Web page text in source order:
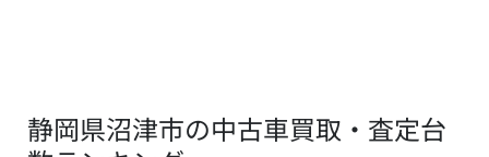
静岡県沼津市の中古車買取・査定台